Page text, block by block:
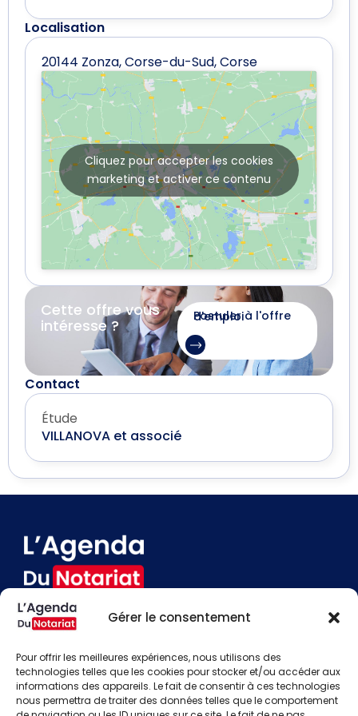
Gérer le consentement
Pour offrir les meilleures expériences, nous utilisons des
technologies telles que les cookies pour stocker et/ou accéder aux
informations des appareils. Le fait de consentir à ces technologies
nous permettra de traiter des données telles que le comportement
Localisation
20144 Zonza, Corse-du-Sud, Corse
Cliquez pour accepter les cookies
marketing et activer ce contenu
Cette offre vous
intéresse ?
Postuler à l'offre d'emploi
Contact
Étude
VILLANOVA et associé
Contact
Besoin d'aide
Actualités
Évènements